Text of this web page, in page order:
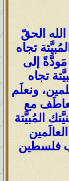
الله الحقّ
تجاه
مَودَّةً إلى
تجاه
ونعلَم
مع
المُبيَّتة
فلسطين